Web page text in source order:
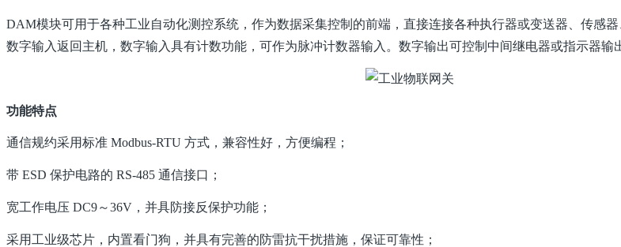
DAM模块可用于各种工业自动化测控系统，作为数据采集控制的前端，直接连接各种执行器或变送器、传感
数字输入返回主机，数字输入具有计数功能，可作为脉冲计数器输入。数字输出可控制中间继电器或指示器输
功能特点
通信规约采用标准 Modbus-RTU 方式，兼容性好，方便编程；
带 ESD 保护电路的 RS-485 通信接口；
宽工作电压 DC9～36V，并具防接反保护功能；
采用工业级芯片，内置看门狗，并具有完善的防雷抗干扰措施，保证可靠性；